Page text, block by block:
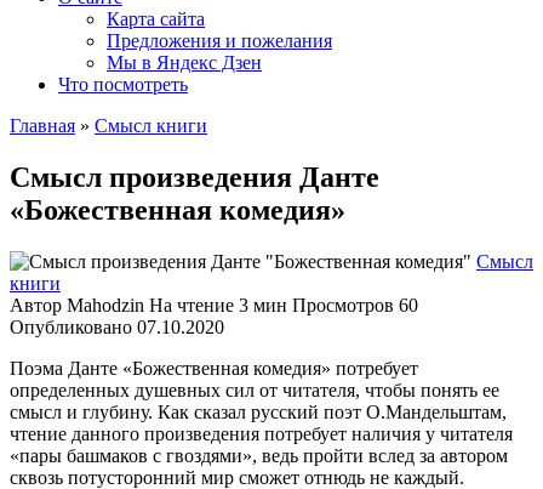
Карта сайта
Предложения и пожелания
Мы в Яндекс Дзен
Что посмотреть
Главная » Смысл книги
Смысл произведения Данте
«Божественная комедия»
Смысл
книги
Автор Mahodzin На чтение 3 мин Просмотров 60
Опубликовано 07.10.2020
Поэма Данте «Божественная комедия» потребует
определенных душевных сил от читателя, чтобы понять ее
смысл и глубину. Как сказал русский поэт О.Мандельштам,
чтение данного произведения потребует наличия у читателя
«пары башмаков с гвоздями», ведь пройти вслед за автором
сквозь потусторонний мир сможет отнюдь не каждый.